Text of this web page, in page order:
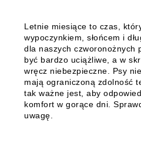
Letnie miesiące to czas,
wypoczynkiem, słońcem i
dla naszych czworonożnych
być bardzo uciążliwe, a w
wręcz niebezpieczne. Psy
mają ograniczoną zdolność
tak ważne jest, aby
komfort w gorące dni.
uwagę.